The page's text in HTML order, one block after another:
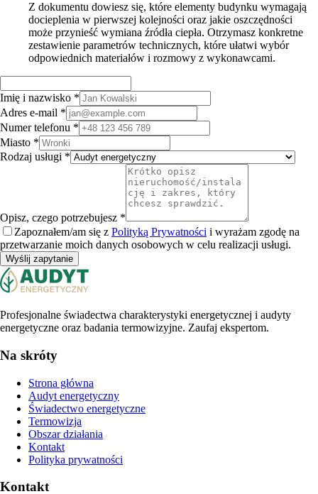
Z dokumentu dowiesz się, które elementy budynku wymagają
docieplenia w pierwszej kolejności oraz jakie oszczędności
może przynieść wymiana źródła ciepła. Otrzymasz konkretne
zestawienie parametrów technicznych, które ułatwi wybór
odpowiednich materiałów i rozmowy z wykonawcami.
Imię i nazwisko *
Adres e-mail *
Numer telefonu *
Miasto *
Rodzaj usługi *
Opisz, czego potrzebujesz *
Zapoznałem/am się z Polityką Prywatności i wyrażam zgodę na
przetwarzanie moich danych osobowych w celu realizacji usługi.
Wyślij zapytanie
Profesjonalne świadectwa charakterystyki energetycznej i audyty
energetyczne oraz badania termowizyjne. Zaufaj ekspertom.
Na skróty
Strona główna
Audyt energetyczny
Świadectwo energetyczne
Termowizja
Obszar działania
Kontakt
Polityka prywatności
Kontakt